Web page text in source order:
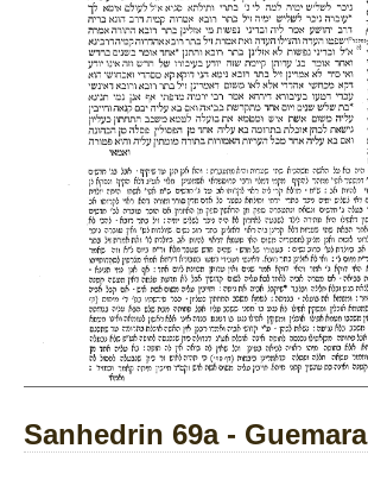
Sanhedrin 69a - Guemara